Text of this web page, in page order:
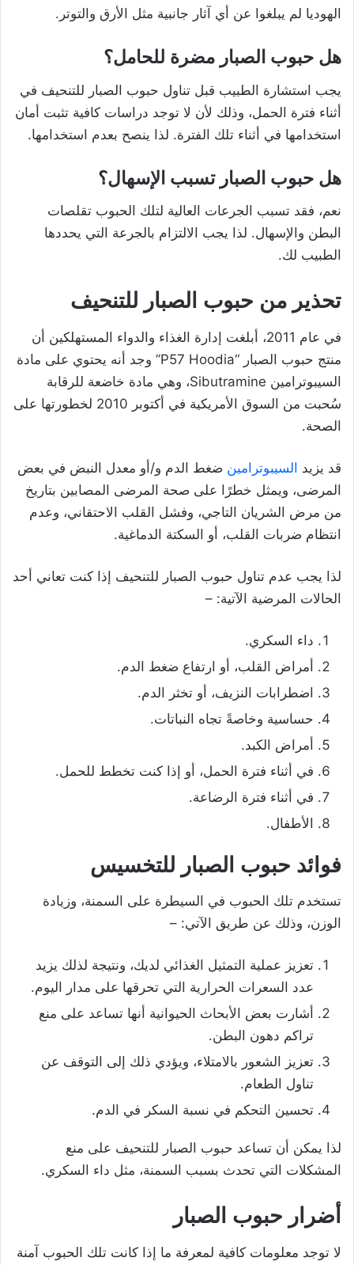
الهوديا لم يبلغوا عن أي آثار جانبية مثل الأرق والتوتر.
هل حبوب الصبار مضرة للحامل؟
يجب استشارة الطبيب قبل تناول حبوب الصبار للتنحيف في
أثناء فترة الحمل، وذلك لأن لا توجد دراسات كافية تثبت أمان
استخدامها في أثناء تلك الفترة. لذا ينصح بعدم استخدامها.
هل حبوب الصبار تسبب الإسهال؟
نعم، فقد تسبب الجرعات العالية لتلك الحبوب تقلصات
البطن والإسهال. لذا يجب الالتزام بالجرعة التي يحددها
الطبيب لك.
تحذير من حبوب الصبار للتنحيف
في عام 2011، أبلغت إدارة الغذاء والدواء المستهلكين أن
منتج حبوب الصبار “P57 Hoodia” وجد أنه يحتوي على مادة
السيبوترامين Sibutramine، وهي مادة خاضعة للرقابة
سُحبت من السوق الأمريكية في أكتوبر 2010 لخطورتها على
الصحة.
قد يزيد السيبوترامين ضغط الدم و/أو معدل النبض في بعض
المرضى، ويمثل خطرًا على صحة المرضى المصابين بتاريخ
من مرض الشريان التاجي، وفشل القلب الاحتقاني، وعدم
انتظام ضربات القلب، أو السكتة الدماغية.
لذا يجب عدم تناول حبوب الصبار للتنحيف إذا كنت تعاني أحد
الحالات المرضية الآتية: –
داء السكري.
أمراض القلب، أو ارتفاع ضغط الدم.
اضطرابات النزيف، أو تخثر الدم.
حساسية وخاصةً تجاه النباتات.
أمراض الكبد.
في أثناء فترة الحمل، أو إذا كنت تخطط للحمل.
في أثناء فترة الرضاعة.
الأطفال.
فوائد حبوب الصبار للتخسيس
تستخدم تلك الحبوب في السيطرة على السمنة، وزيادة
الوزن، وذلك عن طريق الآتي: –
تعزيز عملية التمثيل الغذائي لديك، ونتيجة لذلك يزيد
عدد السعرات الحرارية التي تحرقها على مدار اليوم.
أشارت بعض الأبحاث الحيوانية أنها تساعد على منع
تراكم دهون البطن.
تعزيز الشعور بالامتلاء، ويؤدي ذلك إلى التوقف عن
تناول الطعام.
تحسين التحكم في نسبة السكر في الدم.
لذا يمكن أن تساعد حبوب الصبار للتنحيف على منع
المشكلات التي تحدث بسبب السمنة، مثل داء السكري.
أضرار حبوب الصبار
لا توجد معلومات كافية لمعرفة ما إذا كانت تلك الحبوب آمنة